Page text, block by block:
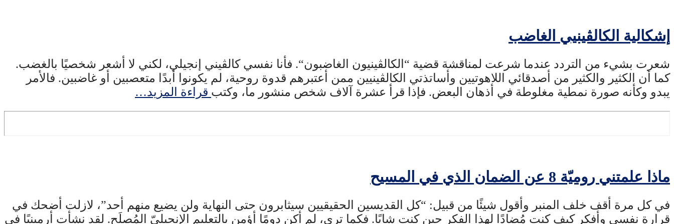
إشكالية الكالڤينيي الغاضب
شعرت بشيء من التردد عندما شرعت لمناقشة قضية “الكالڤينيون الغاضبون“. فأنا نفسي كالڤيني إنجيلي، لكني لا أشعر شخصيًا بالغضب.
كما أن الكثير والكثير من أصدقائي اللاهوتيين وأساتذتي الكالڤينيين ممن أعتبرهم قدوة روحية، لم يكونوا أبدًا متعصبين أو غاضبين. فالأمر
يبدو وكأنه صورة نمطية مغلوطة في أذهان البعض. فإذا قرأ عشرة آلاف شخص منشور ما، وكتب قراءة المزيد…
ماذا علمتني روميّة 8 عن الضمان الذي في المسيح
في كل مرة أقف خلف المنبر وأقول شيئًا من قبيل: “كل القديسين الحقيقيين سيثابرون حتى النهاية ولن يضيع منهم أحد”، لازلت أضحك في
قرارة نفسي وأفكر كيف كنت مُضادًا لهذا الفكر حين كنت شابًا. فكما ترى، لم أكن دومًا أؤمن بالتعليم الإنجيليّ المُصلَح. لقد نشأت أرمينيًا في